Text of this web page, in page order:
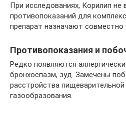
При исследованиях, Корилип не
противопоказаний для
препарат назначают совместно
Противопоказания и
Редко появляются
бронхоспазм, зуд. Замечены
расстройства
газообразования.